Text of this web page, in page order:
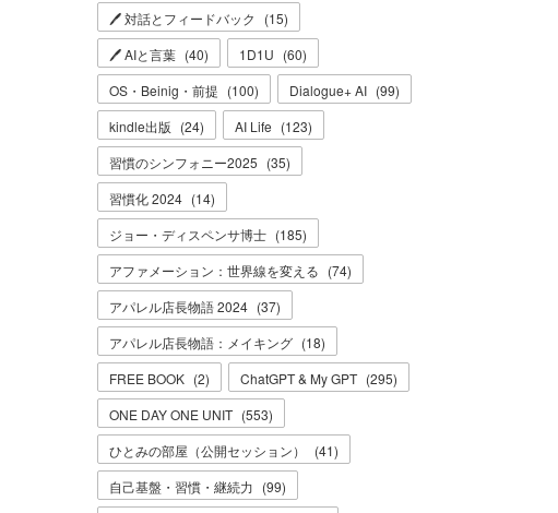
🖊 対話とフィードバック
(15)
🖊 AIと言葉 (40) 1D1U (60)
OS・Beinig・前提 (100) Dialogue+ AI (99)
kindle出版 (24) AI Life (123)
習慣のシンフォニー2025 (35)
習慣化 2024 (14)
ジョー・ディスペンサ博士 (185)
アファメーション：世界線を変える (74)
アパレル店長物語 2024 (37)
アパレル店長物語：メイキング (18)
FREE BOOK (2) ChatGPT & My GPT (295)
ONE DAY ONE UNIT (553)
ひとみの部屋（公開セッション）
(41)
自己基盤・習慣・継続力 (99)